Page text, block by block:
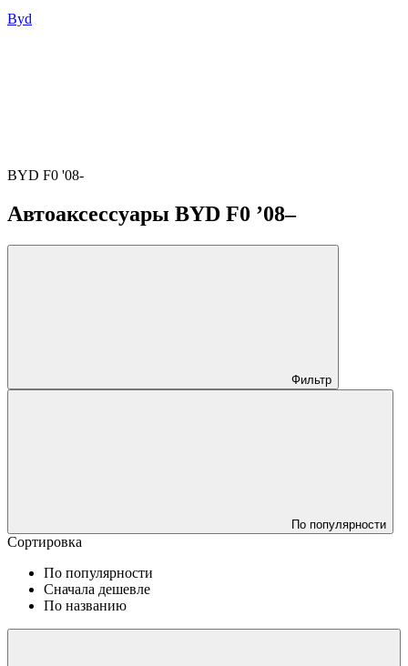
Byd
BYD F0 '08-
Автоаксессуары BYD F0 ’08–
Фильтр
По популярности
Сортировка
По популярности
Сначала дешевле
По названию